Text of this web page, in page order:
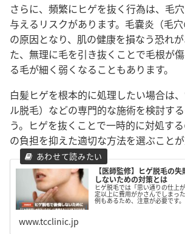
さらに、頻繁にヒゲを抜く行為は、毛
与えるリスクがあります。毛嚢炎（毛
の原因となり、肌の健康を損なう恐れ
た、無理に毛を引き抜くことで毛根が
る毛が細く弱くなることもあります。
白髪ヒゲを根本的に処理したい場合は
ル脱毛）などの専門的な施術を検討す
う。ヒゲを抜くことで一時的に対処す
の負担を抑えた適切な方法を選ぶことが
【医師監修】ヒゲ脱毛の
しないための対策とは
ヒゲ脱毛では「思い通りの仕上
定以上に費用がかさんでしまっ
例もあるため、注意が必要です
www.tcclinic.jp